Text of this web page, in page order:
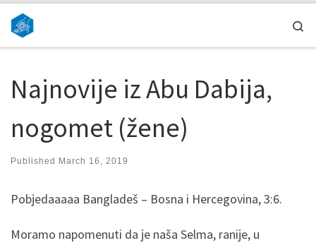
Skip to content
Najnovije iz Abu Dabija,
nogomet (žene)
Published March 16, 2019
Pobjedaaaaa Bangladeš – Bosna i Hercegovina, 3:6.
Moramo napomenuti da je naša Selma, ranije, u